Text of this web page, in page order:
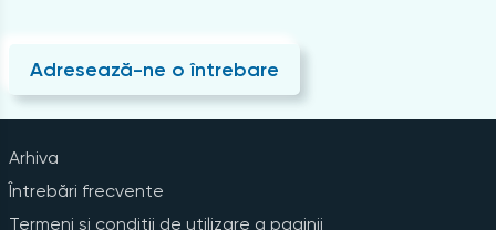
Adresează-ne o întrebare
Arhiva
Întrebări frecvente
Termeni și condiții de utilizare a paginii